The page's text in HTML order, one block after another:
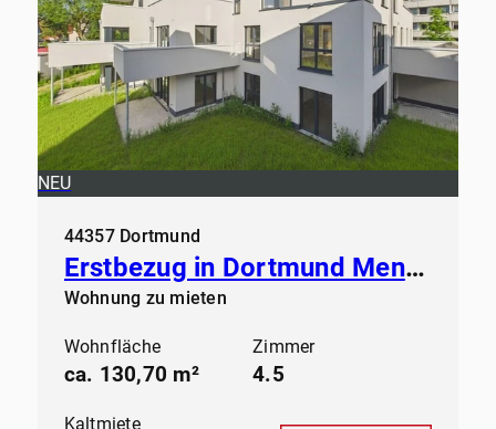
NEU
44357 Dortmund
Erstbezug in Dortmund Mengede - Modernes Wohnen ab sofort
Wohnung zu mieten
Wohnfläche
ca. 130,70 m²
Zimmer
4.5
Kaltmiete